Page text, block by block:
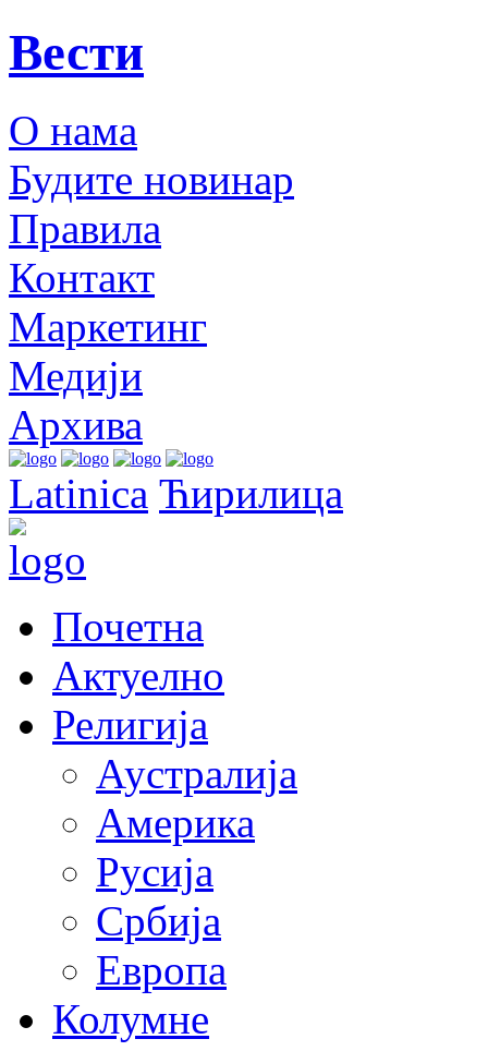
Вести
О нама
Будите новинар
Правила
Контакт
Маркетинг
Медији
Архива
Latinica Ћирилица
Почетна
Актуелно
Религија
Аустралија
Америка
Русија
Србија
Европа
Колумне